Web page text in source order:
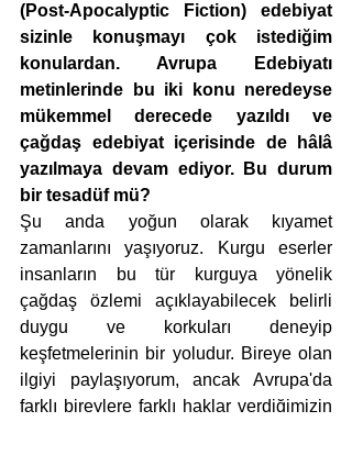
(Post-Apocalyptic Fiction) edebiyat
sizinle konuşmayı çok istediğim
konulardan. Avrupa Edebiyatı
metinlerinde bu iki konu neredeyse
mükemmel derecede yazıldı ve
çağdaş edebiyat içerisinde de hâlâ
yazılmaya devam ediyor. Bu durum
bir tesadüf mü?
Şu anda yoğun olarak kıyamet
zamanlarını yaşıyoruz. Kurgu eserler
insanların bu tür kurguya yönelik
çağdaş özlemi açıklayabilecek belirli
duygu ve korkuları deneyip
keşfetmelerinin bir yoludur. Bireye olan
ilgiyi paylaşıyorum, ancak Avrupa'da
farklı bireylere farklı haklar verdiğimizin